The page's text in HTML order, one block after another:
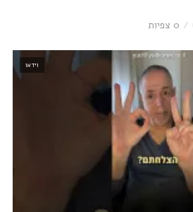
0 צפיות
וידאו